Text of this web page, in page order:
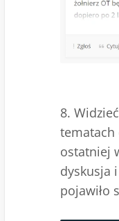
8.
tematach
ostatniej
dyskusja
pojawiło